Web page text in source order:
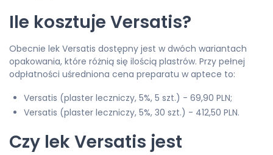
Ile kosztuje Versatis?
Obecnie lek Versatis dostępny jest w dwóch wariantach
opakowania, które różnią się ilością plastrów. Przy pełnej
odpłatności uśredniona cena preparatu w aptece to:
Versatis (plaster leczniczy, 5%, 5 szt.) - 69,90 PLN;
Versatis (plaster leczniczy, 5%, 30 szt.) - 412,50 PLN.
Czy lek Versatis jest